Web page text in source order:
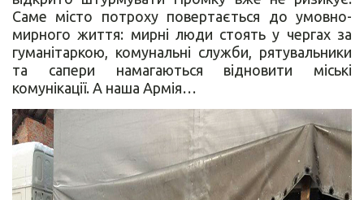
Саме місто потроху повертається до умовно-
мирного життя: мирні люди стоять у чергах за
гуманітаркою, комунальні служби, рятувальники
та сапери намагаються відновити міські
комунікації. А наша Армія…